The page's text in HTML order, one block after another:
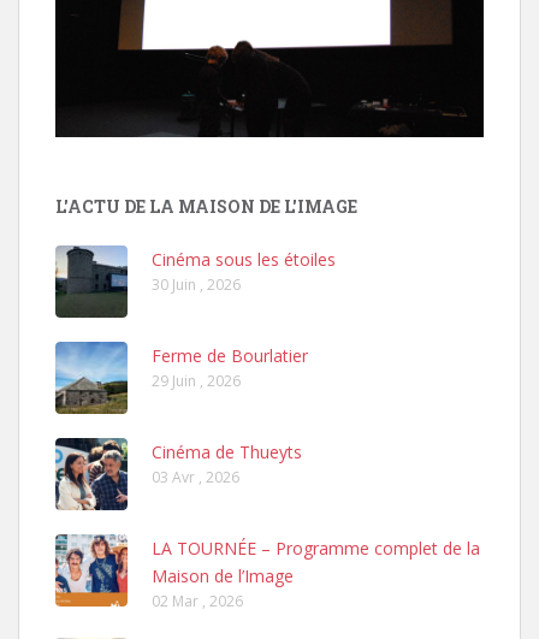
L'ACTU DE LA MAISON DE L'IMAGE
Cinéma sous les étoiles
30 Juin , 2026
Ferme de Bourlatier
29 Juin , 2026
Cinéma de Thueyts
03 Avr , 2026
LA TOURNÉE – Programme complet de la
Maison de l’Image
02 Mar , 2026